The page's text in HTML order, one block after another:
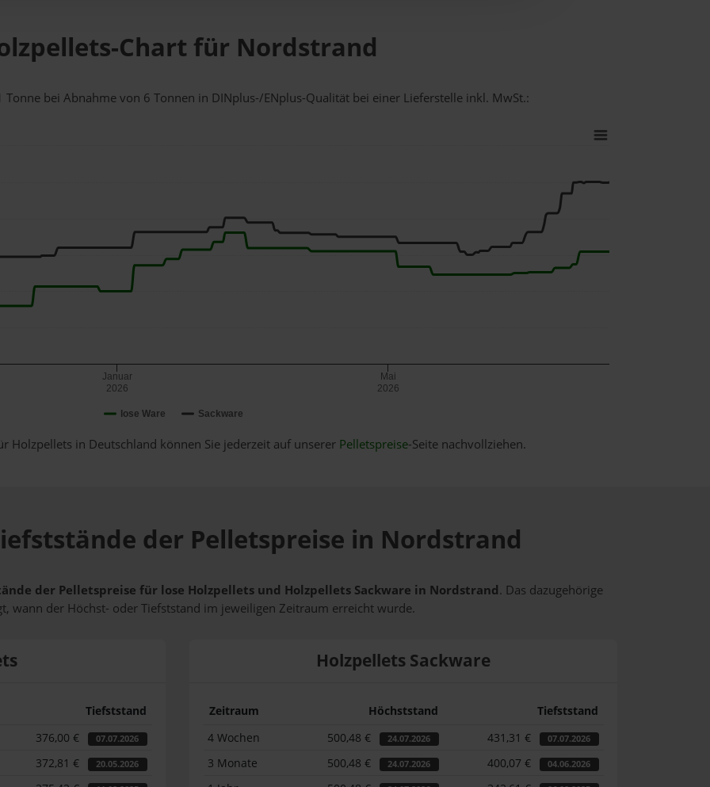
Chart für Nordstrand
Tonne bei Abnahmevon 6 Tonnen in DINplus-/ENplus-Qualität bei einer Lieferstelle inkl. MwSt.:
lose Ware Sackware
Januar
2026
Mai
2026
Holzpellets in Deutschland können Sie jederzeit auf unserer Pelletspreise-Seite nachvollziehen.
der Pelletspreise in Nordstrand
der Pelletspreise für lose Holzpellets und Holzpellets Sackware in Nordstrand. Das dazugehörige
wann der Höchst- oder Tiefststand im jeweiligen Zeitraum erreicht wurde.
Tiefststand
376,00 € 07.07.2026
372,81 € 20.05.2026
Holzpellets Sackware
Zeitraum Höchststand
Tiefststand
4 Wochen
500,48 € 24.07.2026 431,31 € 07.07.2026
3 Monate 500,48 € 24.07.2026 400,07 € 04.06.2026